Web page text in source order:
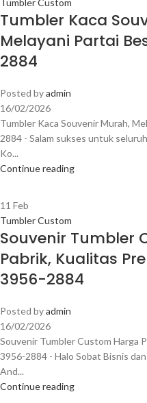
Tumbler Custom
Tumbler Kaca
Melayani Partai
2884
Posted byadmin
16/02/2026
Tumbler Kaca Souvenir Murah,
2884 - Salam sukses untuk
Ko...
Continue reading
11 Feb
Tumbler Custom
Souvenir Tumbler
Pabrik, Kualitas
3956-2884
Posted byadmin
16/02/2026
Souvenir Tumbler Custom Harga
3956-2884 - Halo Sobat Bisnis
And...
Continue reading